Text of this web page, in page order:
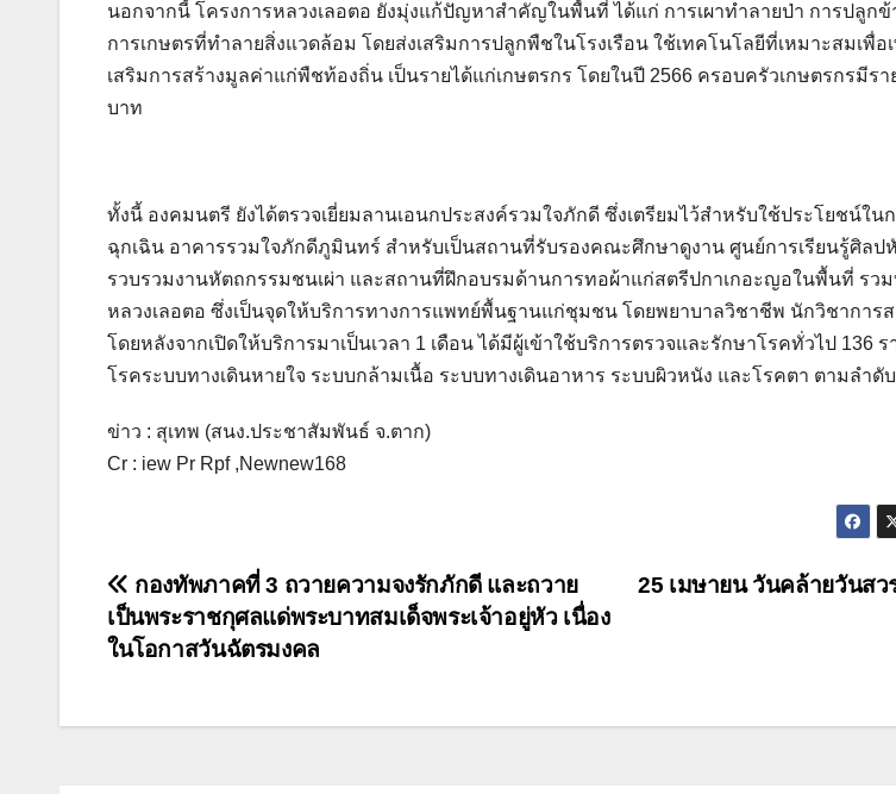
นอกจากนี้ โครงการหลวงเลอตอ ยังมุ่งแก้ปัญหาสำคัญในพื้นที่ ได้แก่ การเผาทำลายป่า การปลูก
การเกษตรที่ทำลายสิ่งแวดล้อม โดยส่งเสริมการปลูกพืชในโรงเรือน ใช้เทคโนโลยีที่เหมาะสมเพื่
เสริมการสร้างมูลค่าแก่พืชท้องถิ่น เป็นรายได้แก่เกษตรกร โดยในปี 2566 ครอบครัวเกษตรกรมีร
บาท
ทั้งนี้ องคมนตรี ยังได้ตรวจเยี่ยมลานเอนกประสงค์รวมใจภักดี ซึ่งเตรียมไว้สำหรับใช้ประโยชน์ใ
ฉุกเฉิน อาคารรวมใจภักดีภูมินทร์ สำหรับเป็นสถานที่รับรองคณะศึกษาดูงาน ศูนย์การเรียนรู้ศิล
รวบรวมงานหัตถกรรมชนเผ่า และสถานที่ฝึกอบรมด้านการทอผ้าแก่สตรีปกาเกอะญอในพื้นที่ รว
หลวงเลอตอ ซึ่งเป็นจุดให้บริการทางการแพทย์พื้นฐานแก่ชุมชน โดยพยาบาลวิชาชีพ นักวิชากา
โดยหลังจากเปิดให้บริการมาเป็นเวลา 1 เดือน ได้มีผู้เข้าใช้บริการตรวจและรักษาโรคทั่วไป 136
โรคระบบทางเดินหายใจ ระบบกล้ามเนื้อ ระบบทางเดินอาหาร ระบบผิวหนัง และโรคตา ตามลำดับ
ข่าว : สุเทพ (สนง.ประชาสัมพันธ์ จ.ตาก)
Cr : iew Pr Rpf ,Newnew168
แนะแนว
เรื่อง
25 เมษายน วันคล้ายวันสว
กองทัพภาคที่ 3 ถวายความจงรักภักดี และถวาย
เป็นพระราชกุศลแด่พระบาทสมเด็จพระเจ้าอยู่หัว เนื่อง
ในโอกาสวันฉัตรมงคล